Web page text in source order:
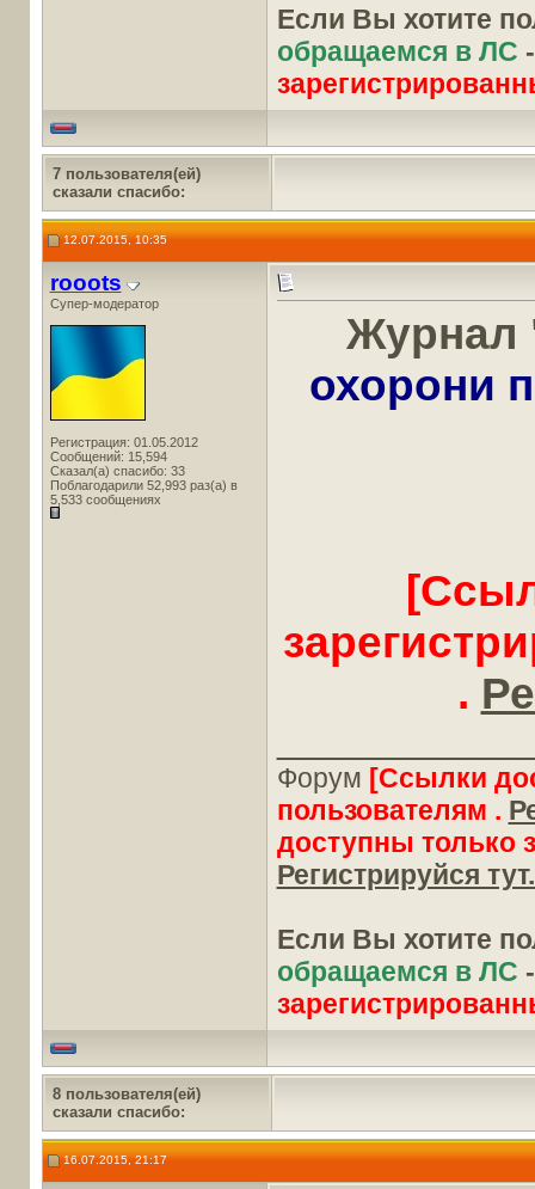
Если Вы хотите
обращаемся в ЛС
7 пользователя(ей)
сказали cпасибо:
12.07.2015, 10:35
rooots
Супер-модератор
Регистрация: 01.05.2012
Сообщений: 15,594
Сказал(а) спасибо: 33
Поблагодарили 52,993 раз(а) в
5,533 сообщениях
Журнал
охорони
.
Форум [Ссылки
пользователям .
доступны только
Регистрируйся
Если Вы хотите
обращаемся в ЛС
8 пользователя(ей)
сказали cпасибо:
16.07.2015, 21:17